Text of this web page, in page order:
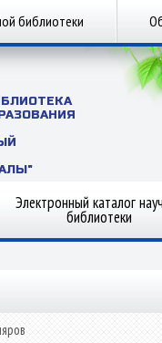
библиотеки
Электронный каталог
библиотеки